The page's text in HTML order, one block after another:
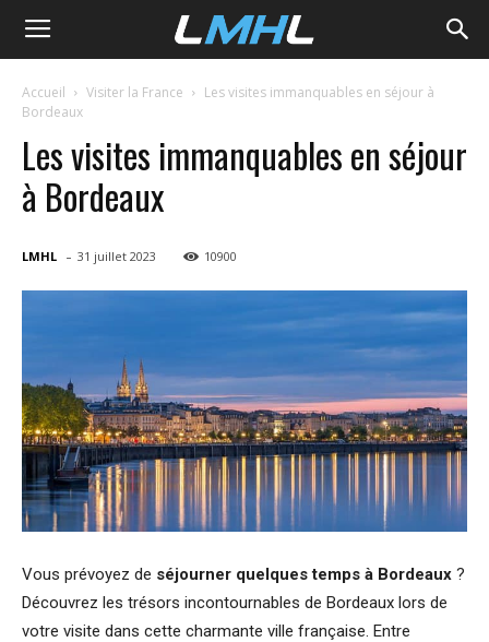
LMHL
Accueil Visiter la France
Les visites immanquables en séjour à
Bordeaux
Les visites immanquables en séjour
à Bordeaux
LMHL - 31 juillet 2023 10900
Vous prévoyez de séjourner quelques temps à Bordeaux ?
Découvrez les trésors incontournables de Bordeaux lors de
votre visite dans cette charmante ville française. Entre